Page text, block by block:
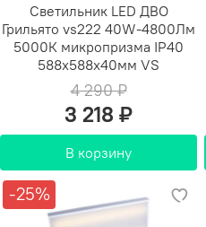
Светильник LED ДВО
Грильято vs222 40W-4800Лм
5000К микропризма IP40
588х588х40мм VS
4 290 ₽
3 218 ₽
В корзину
-25%